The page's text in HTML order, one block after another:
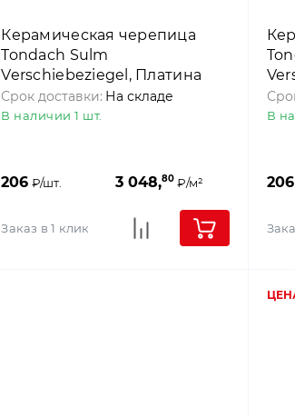
Керамическая черепица
Tondach Sulm
Verschiebeziegel, Платина
(platin amadeues)
Срок доставки: На складе
В наличии 1 шт.
206 ₽/шт. 3 048,80 ₽/м²
Заказ в 1 клик
В
206